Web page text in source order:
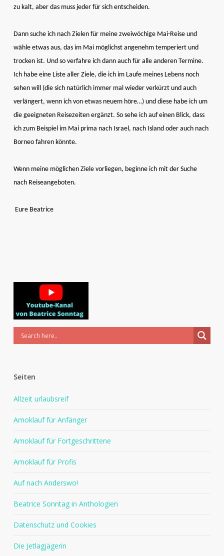
zu kalt, aber das muss jeder für sich entscheiden.
Dann suche ich nach Zielen für meine zweiwöchige Mai-Reise und
wähle etwas aus, das im Mai möglichst angenehm temperiert und
trocken ist. Und so verfahre ich dann auch für alle anderen Termine.
Ich habe eine Liste aller Ziele, die ich im Laufe meines Lebens noch
sehen will (die sich natürlich immer mal wieder verkürzt und auch
verlängert, wenn ich von etwas neuem höre…) und diese habe ich um
die geeigneten Reisezeiten ergänzt. So sehe ich auf einen Blick, dass
ich zum Beispiel im Mai prima nach Israel, nach Island oder auch nach
Borneo fahren könnte.
Wenn meine möglichen Ziele vorliegen, beginne ich mit der Suche
nach Reiseangeboten.
Eure Beatrice
Seiten
Allzeit urlaubsreif
Amoklauf für Anfänger
Amoklauf für Fortgeschrittene
Amoklauf für Profis
Auf nach Anderswo!
Beatrice Sonntag in Anthologien
Datenschutz und Cookies
Die Jetlagjägerin